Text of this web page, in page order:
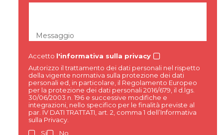
Messaggio
Accetto l'informativa sulla privacy
Autorizzo il trattamento dei dati personali nel rispetto
della vigente normativa sulla protezione dei dati
personali ed, in particolare, il Regolamento Europeo
per la protezione dei dati personali 2016/679, il d.lgs.
30/06/2003 n. 196 e successive modifiche e
integrazioni, nello specifico per le finalità previste al
par. IV DATI TRATTATI, art. 2, comma 1 dell’Informativa
sulla Privacy.
Si
No